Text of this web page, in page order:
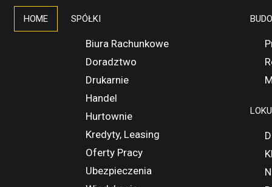
HOME SPÓŁKI
Biura Rachunkowe
Doradztwo
Drukarnie
Handel
Hurtownie
Kredyty, Leasing
Oferty Pracy
Ubezpieczenia